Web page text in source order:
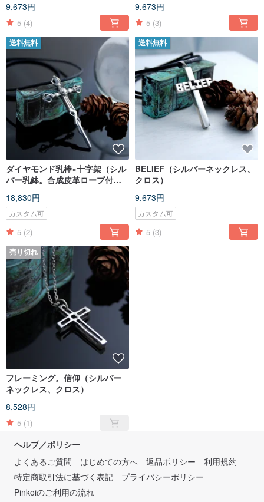
9,673円
5 (4)
9,673円
5 (3)
送料無料
ダイヤモンド乳棒×十字架（シル
バー乳鉢。合成皮革ロープ付
18,830円
カスタム可
5 (2)
送料無料
BELIEF（シルバーネックレス、
クロス）
9,673円
カスタム可
5 (3)
売り切れ
フレーミング。信仰（シルバー
ネックレス、クロス）
8,528円
5 (1)
ヘルプ／ポリシー
よくあるご質問
はじめての方へ 返品ポリシー
利用規約
特定商取引法に基づく表記
プライバシーポリシー
Pinkoiのご利用の流れ